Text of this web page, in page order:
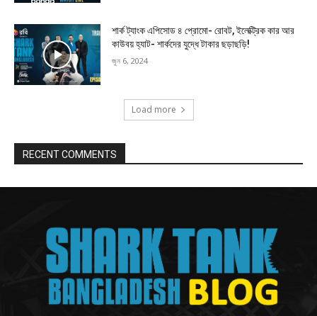
শার্ক ট্যাংক এপিসোড ৪ প্রোমো- রোবট, ইলেক্ট্রিক কার আর
কাউবয় হ্যাট- শার্কদের যুদ্ধে টাকার ছড়াছড়ি!
জুন 6, 2024
Load more
RECENT COMMENTS